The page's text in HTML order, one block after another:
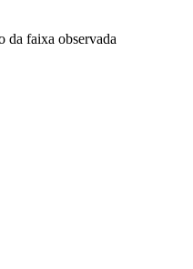
da faixa observada